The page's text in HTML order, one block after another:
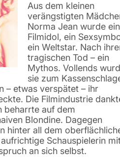
Aus dem kleinen
verängstigten
Norma Jean wurde ein
Filmidol, ein
ein Weltstar. Nach
tragischen Tod – ein
Mythos. Vollends
sie zum
– etwas verspätet – ihr
Die Filmindustrie
beharrte auf dem
Blondine. Dagegen
hinter all dem
Schauspielerin
an sich selbst.